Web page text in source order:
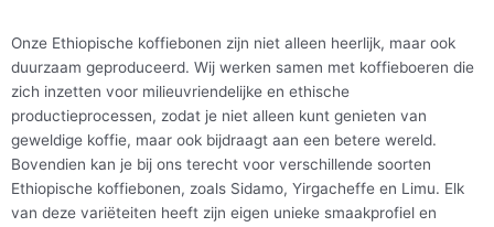
Onze Ethiopische koffiebonen zijn niet alleen heerlijk, maar ook
duurzaam geproduceerd. Wij werken samen met koffieboeren die
zich inzetten voor milieuvriendelijke en ethische
productieprocessen, zodat je niet alleen kunt genieten van
geweldige koffie, maar ook bijdraagt aan een betere wereld.
Bovendien kan je bij ons terecht voor verschillende soorten
Ethiopische koffiebonen, zoals Sidamo, Yirgacheffe en Limu. Elk
van deze variëteiten heeft zijn eigen unieke smaakprofiel en